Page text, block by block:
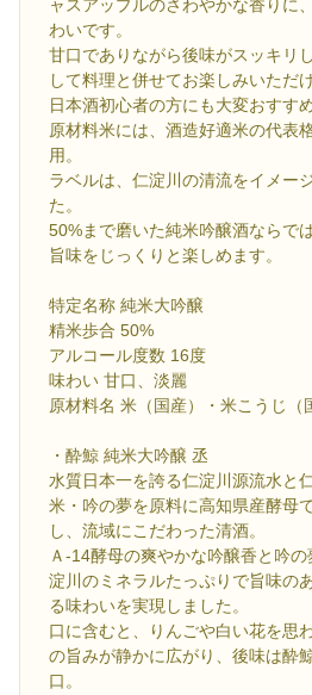
ャスアップルのさわやかな香りに
わいです。
甘口でありながら後味がスッキリ
して料理と併せてお楽しみいただけ
日本酒初心者の方にも大変おすすめ
原材料米には、酒造好適米の代表
用。
ラベルは、仁淀川の清流をイメー
た。
50%まで磨いた純米吟醸酒ならで
旨味をじっくりと楽しめます。
特定名称 純米大吟醸
精米歩合 50%
アルコール度数 16度
味わい 甘口、淡麗
原材料名 米（国産）・米こうじ（
・酔鯨 純米大吟醸 丞
水質日本一を誇る仁淀川源流水と
米・吟の夢を原料に高知県産酵母
し、流域にこだわった清酒。
Ａ-14酵母の爽やかな吟醸香と吟
淀川のミネラルたっぷりで旨味の
る味わいを実現しました。
口に含むと、りんごや白い花を思
の旨みが静かに広がり、後味は酔
口。